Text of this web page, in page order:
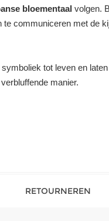
bloementaal volgen.
communiceren met de
tot leven en
manier.
RETOURNEREN